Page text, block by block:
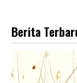
Berita